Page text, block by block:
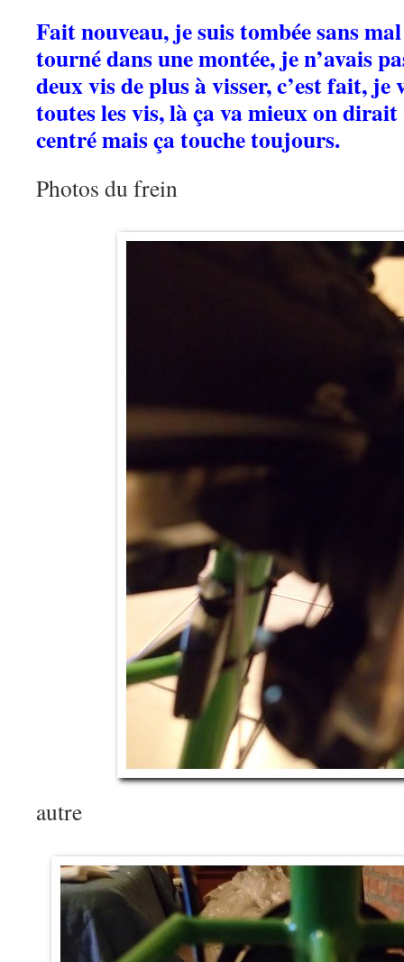
Fait nouveau, je suis tombée sans
tourné dans une montée, je n’avais
deux vis de plus à visser, c’est fait,
toutes les vis, là ça va mieux on
centré mais ça touche toujours.
Photos du frein
autre